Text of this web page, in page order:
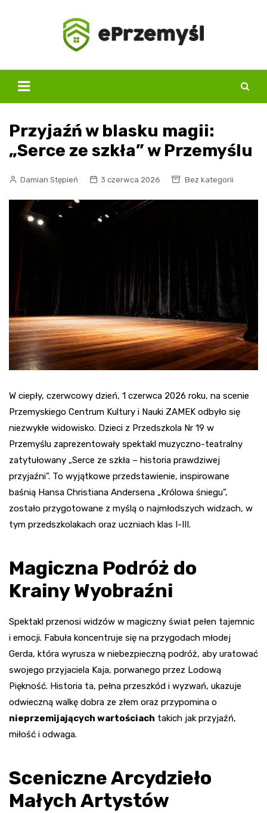
Przyjaźń w blasku magii:
„Serce ze szkła” w Przemyślu
Damian Stępień 3 czerwca 2026 Bez kategorii
W ciepły, czerwcowy dzień, 1 czerwca 2026 roku, na scenie
Przemyskiego Centrum Kultury i Nauki ZAMEK odbyło się
niezwykłe widowisko. Dzieci z Przedszkola Nr 19 w
Przemyślu zaprezentowały spektakl muzyczno-teatralny
zatytułowany „Serce ze szkła – historia prawdziwej
przyjaźni”. To wyjątkowe przedstawienie, inspirowane
baśnią Hansa Christiana Andersena „Królowa śniegu”,
zostało przygotowane z myślą o najmłodszych widzach, w
tym przedszkolakach oraz uczniach klas I-III.
Magiczna Podróż do
Krainy Wyobraźni
Spektakl przenosi widzów w magiczny świat pełen tajemnic
i emocji. Fabuła koncentruje się na przygodach młodej
Gerda, która wyrusza w niebezpieczną podróż, aby uratować
swojego przyjaciela Kaja, porwanego przez Lodową
Piękność. Historia ta, pełna przeszkód i wyzwań, ukazuje
odwieczną walkę dobra ze złem oraz przypomina o
nieprzemijających wartościach takich jak przyjaźń,
miłość i odwaga.
Sceniczne Arcydzieło
Małych Artystów